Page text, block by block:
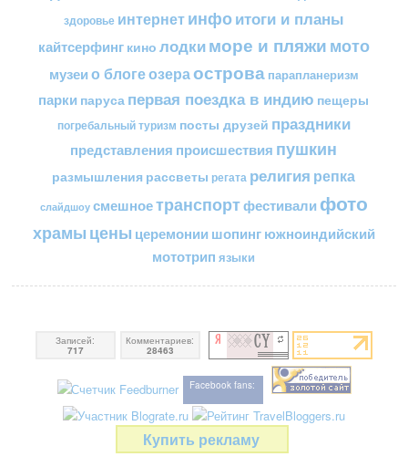
здоровье интернетинфоитоги и планы
кайтсерфинг кино лодкиморе и пляжимото
музеи о блогеозераострова парапланеризм
парки паруса первая поездка в индию пещеры
погребальный туризм посты друзей праздники
представления происшествия пушкин
размышления рассветы регата религия репка
слайдшоу смешноетранспортфестивали фото
храмы цены церемонии шопингюжноиндийский
мототрип языки
Записей:
717
Комментариев:
28463
Facebook fans:
Купить рекламу